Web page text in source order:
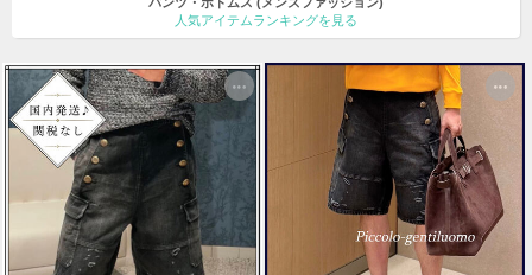
人気アイテムランキングを見る